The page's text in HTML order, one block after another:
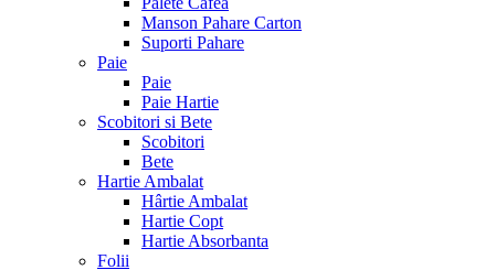
Manson Pahare Carton
Suporti Pahare
Paie
Paie
Paie Hartie
Scobitori si Bete
Scobitori
Bete
Hartie Ambalat
Hârtie Ambalat
Hartie Copt
Hartie Absorbanta
Folii